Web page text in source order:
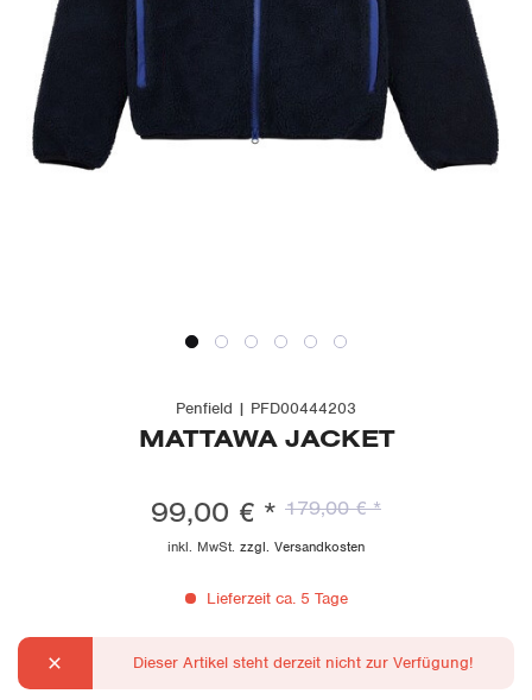
Penfield | PFD00444203
MATTAWA JACKET
99,00 € * 179,00 € *
inkl. MwSt. zzgl. Versandkosten
Lieferzeit ca. 5 Tage
Dieser Artikel steht derzeit nicht zur Verfügung!